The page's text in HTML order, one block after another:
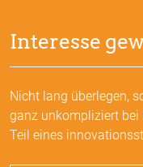
Interesse
Nicht lang überlegen,
ganz unkompliziert bei
Teil eines